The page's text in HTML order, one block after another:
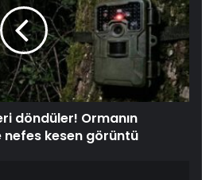
döndüler! Ormanın
nefes kesen görüntü